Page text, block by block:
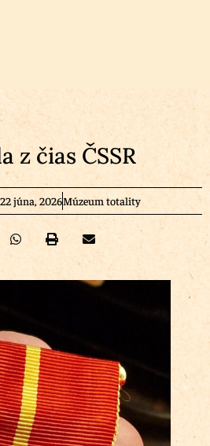
z čias ČSSR
22 júna, 2026Múzeum totality